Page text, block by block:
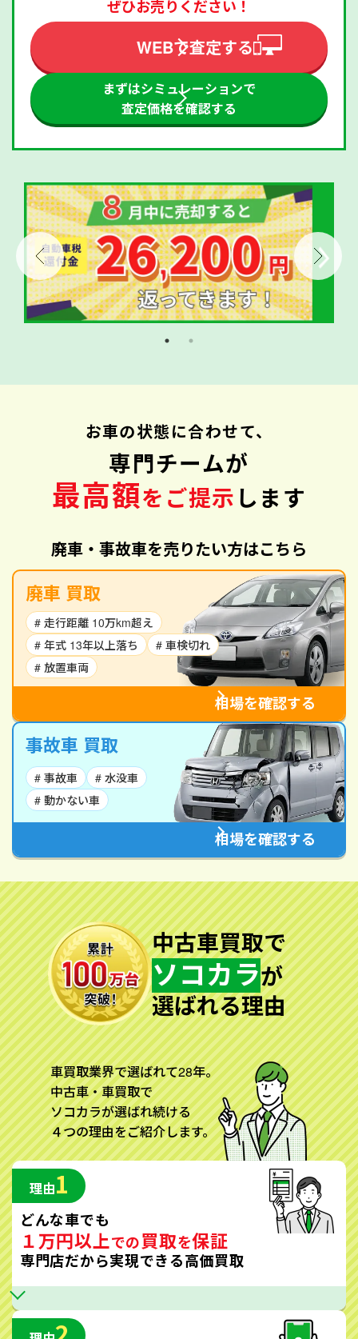
ぜひお売りください！
WEBで査定する
まずはシミュレーションで
査定価格を確認する
お車の状態に合わせて、
専門チームが
最高額をご提示 します
廃車・事故車を売りたい方はこちら
廃車 買取
# 走行距離 10万km超え
# 年式 13年以上落ち
# 車検切れ
# 放置車両
相場を確認する
事故車 買取
# 事故車
# 水没車
# 動かない車
相場を確認する
中古車買取で
ソコカラが
選ばれる理由
車買取業界で選ばれて28年。
中古車・車買取で
ソコカラが選ばれ続ける
４つの理由をご紹介します。
理由1
どんな車でも
１万円以上での買取を保証
専門店だから実現できる高価買取